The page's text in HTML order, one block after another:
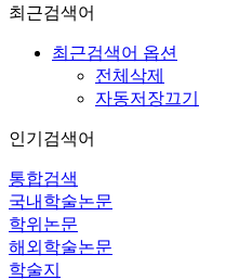
최근검색어
최근검색어 옵션
전체삭제
자동저장끄기
인기검색어
통합검색
국내학술논문
학위논문
해외학술논문
학술지